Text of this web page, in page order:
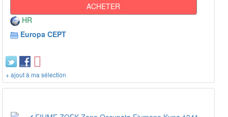
ACHETER
HR
Europa CEPT
+ ajout à ma sélection